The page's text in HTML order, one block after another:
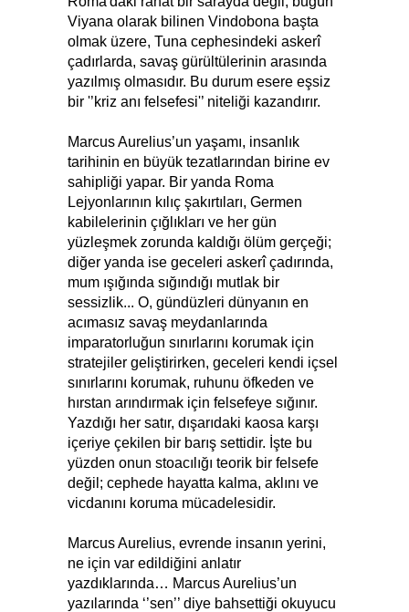
Viyana olarak bilinen Vindobona başta
olmak üzere, Tuna cephesindeki askerî
çadırlarda, savaş gürültülerinin arasında
yazılmış olmasıdır. Bu durum esere eşsiz
bir '’kriz anı felsefesi'’ niteliği kazandırır.
Marcus Aurelius’un yaşamı, insanlık
tarihinin en büyük tezatlarından birine ev
sahipliği yapar. Bir yanda Roma
Lejyonlarının kılıç şakırtıları, Germen
kabilelerinin çığlıkları ve her gün
yüzleşmek zorunda kaldığı ölüm gerçeği;
diğer yanda ise geceleri askerî çadırında,
mum ışığında sığındığı mutlak bir
sessizlik... O, gündüzleri dünyanın en
acımasız savaş meydanlarında
imparatorluğun sınırlarını korumak için
stratejiler geliştirirken, geceleri kendi içsel
sınırlarını korumak, ruhunu öfkeden ve
hırstan arındırmak için felsefeye sığınır.
Yazdığı her satır, dışarıdaki kaosa karşı
içeriye çekilen bir barış settidir. İşte bu
yüzden onun stoacılığı teorik bir felsefe
değil; cephede hayatta kalma, aklını ve
vicdanını koruma mücadelesidir.
Marcus Aurelius, evrende insanın yerini,
ne için var edildiğini anlatır
yazdıklarında… Marcus Aurelius’un
yazılarında ‘’sen’’ diye bahsettiği okuyucu